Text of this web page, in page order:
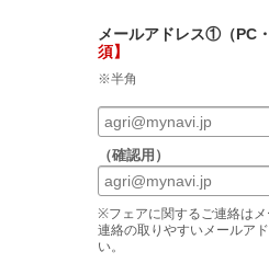
メールアドレス①（PC
須】
※半角
（確認用）
※フェアに関するご連絡は
連絡の取りやすいメールア
い。